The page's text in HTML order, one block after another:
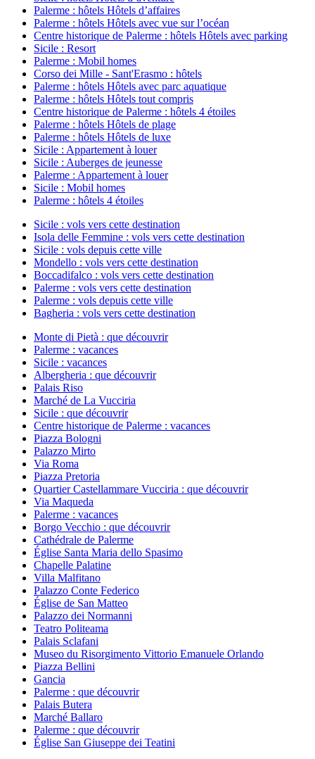
Palerme : hôtels Hôtels d’affaires
Palerme : hôtels Hôtels avec vue sur l’océan
Centre historique de Palerme : hôtels Hôtels avec parking
Sicile : Resort
Palerme : Mobil homes
Corso dei Mille - Sant'Erasmo : hôtels
Palerme : hôtels Hôtels avec parc aquatique
Palerme : hôtels Hôtels tout compris
Centre historique de Palerme : hôtels 4 étoiles
Palerme : hôtels Hôtels de plage
Palerme : hôtels Hôtels de luxe
Sicile : Appartement à louer
Sicile : Auberges de jeunesse
Palerme : Appartement à louer
Sicile : Mobil homes
Palerme : hôtels 4 étoiles
Sicile : vols vers cette destination
Isola delle Femmine : vols vers cette destination
Sicile : vols depuis cette ville
Mondello : vols vers cette destination
Boccadifalco : vols vers cette destination
Palerme : vols vers cette destination
Palerme : vols depuis cette ville
Bagheria : vols vers cette destination
Monte di Pietà : que découvrir
Palerme : vacances
Sicile : vacances
Albergheria : que découvrir
Palais Riso
Marché de La Vucciria
Sicile : que découvrir
Centre historique de Palerme : vacances
Piazza Bologni
Palazzo Mirto
Via Roma
Piazza Pretoria
Quartier Castellammare Vucciria : que découvrir
Via Maqueda
Palerme : vacances
Borgo Vecchio : que découvrir
Cathédrale de Palerme
Église Santa Maria dello Spasimo
Chapelle Palatine
Villa Malfitano
Palazzo Conte Federico
Église de San Matteo
Palazzo dei Normanni
Teatro Politeama
Palais Sclafani
Museo du Risorgimento Vittorio Emanuele Orlando
Piazza Bellini
Gancia
Palerme : que découvrir
Palais Butera
Marché Ballaro
Palerme : que découvrir
Église San Giuseppe dei Teatini